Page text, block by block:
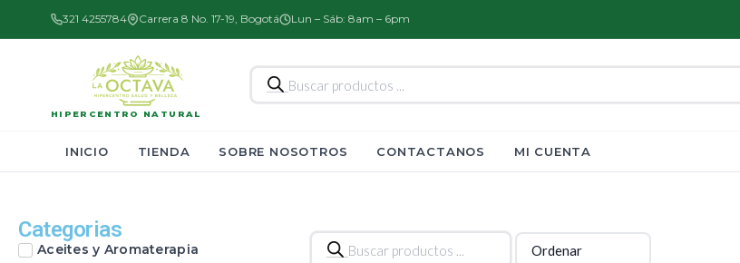
321 4255784 Carrera 8 No. 17-19, Bogotá Lun – Sáb: 8am – 6pm
HIPERCENTRO NATURAL
Búsqueda
de
productos
INICIO TIENDA SOBRE NOSOTROS CONTACTANOS MI CUENTA
Categorias
Aceites y Aromaterapia
Búsqueda
de